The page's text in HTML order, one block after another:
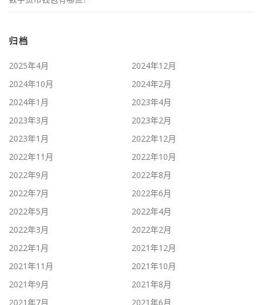
归档
2025年4月
2024年12月
2024年10月
2024年2月
2024年1月
2023年4月
2023年3月
2023年2月
2023年1月
2022年12月
2022年11月
2022年10月
2022年9月
2022年8月
2022年7月
2022年6月
2022年5月
2022年4月
2022年3月
2022年2月
2022年1月
2021年12月
2021年11月
2021年10月
2021年9月
2021年8月
2021年7月
2021年6月